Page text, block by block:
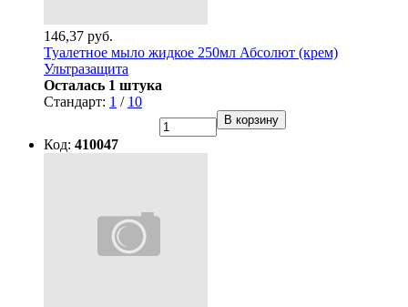
146,37 руб.
Туалетное мыло жидкое 250мл Абсолют (крем)
Ультразащита
Осталась 1 штука
Стандарт: 1 / 10
В корзину
Код: 410047